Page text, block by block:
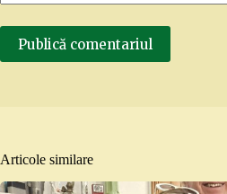
Publică comentariul
Articole similare